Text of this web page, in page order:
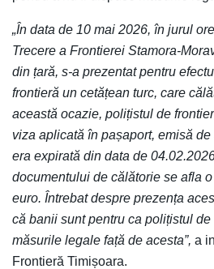
„În data de 10 mai 2026, în jurul
Trecere a Frontierei Stamora-
din țară, s-a prezentat pentru
frontieră un cetățean turc, care
această ocazie, polițistul de
viza aplicată în pașaport, emisă
era expirată din data de
documentului de călătorie se afla
euro. Întrebat despre prezența
că banii sunt pentru ca polițistul
măsurile legale față de acesta”, a
Frontieră Timișoara.